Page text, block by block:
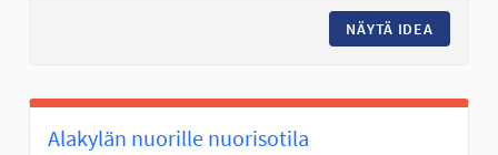
NÄYTÄ IDEA
Alakylän nuorille nuorisotila